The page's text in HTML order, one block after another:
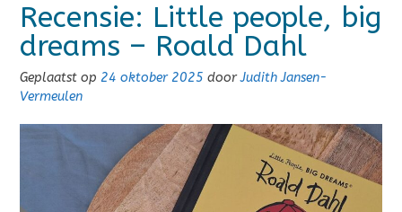
Recensie: Little people, big
dreams – Roald Dahl
Geplaatst op 24 oktober 2025 doorJudith Jansen-
Vermeulen